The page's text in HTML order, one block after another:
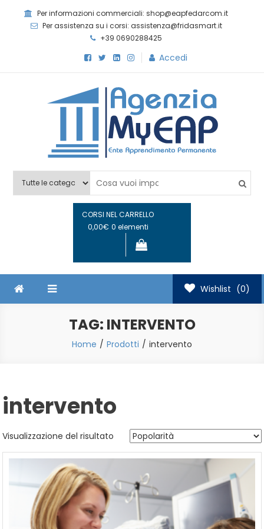
Per informazioni commerciali: shop@eapfedarcom.it
Per assistenza su i corsi: assistenza@fridasmart.it
+39 0690288425
Accedi
Agenzia MyEAP
CORSI NEL CARRELLO
0,00€ 0 elementi
Wishlist (0)
TAG: INTERVENTO
Home Prodotti intervento
intervento
Visualizzazione del risultato